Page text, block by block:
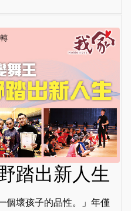
踏出新人生
個壞孩子的品性。」年僅